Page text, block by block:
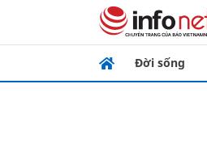
Đời sống